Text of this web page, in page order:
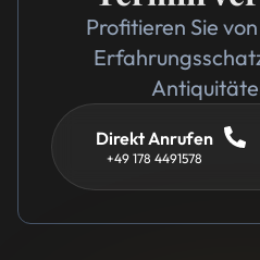
Profitieren Sie
Direkt Anrufen
+49 178 4491578